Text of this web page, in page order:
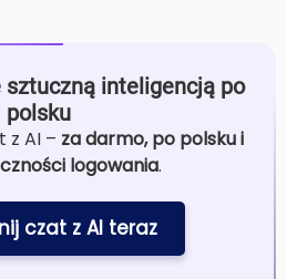
sztuczną inteligencją po
polsku
z AI – za darmo, po polsku i
logowania.
czat z AI teraz